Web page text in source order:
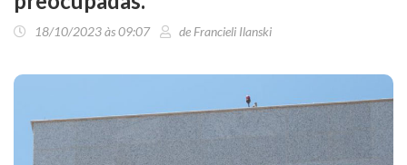
18/10/2023 às 09:07 de Francieli Ilanski